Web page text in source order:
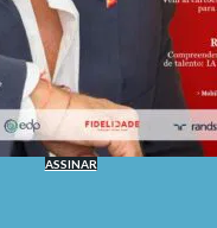
ASSINAR